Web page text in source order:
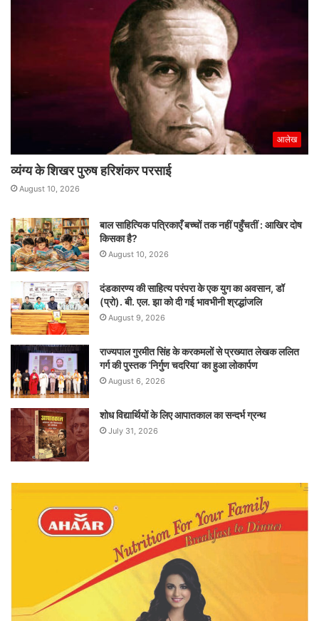
आलेख
व्यंग्य के शिखर पुरुष हरिशंकर परसाई
August 10, 2026
बाल साहित्यिक पत्रिकाएँ बच्चों तक नहीं पहुँचतीं : आखिर दोष
किसका है?
August 10, 2026
दंडकारण्य की साहित्य परंपरा के एक युग का अवसान, डॉ
(प्रो). बी. एल. झा को दी गई भावभीनी श्रद्धांजलि
August 9, 2026
राज्यपाल गुरमीत सिंह के करकमलों से प्रख्यात लेखक ललित
गर्ग की पुस्तक ‘निर्गुण चदरिया’ का हुआ लोकार्पण
August 6, 2026
शोध विद्यार्थियों के लिए आपातकाल का सन्दर्भ ग्रन्थ
July 31, 2026